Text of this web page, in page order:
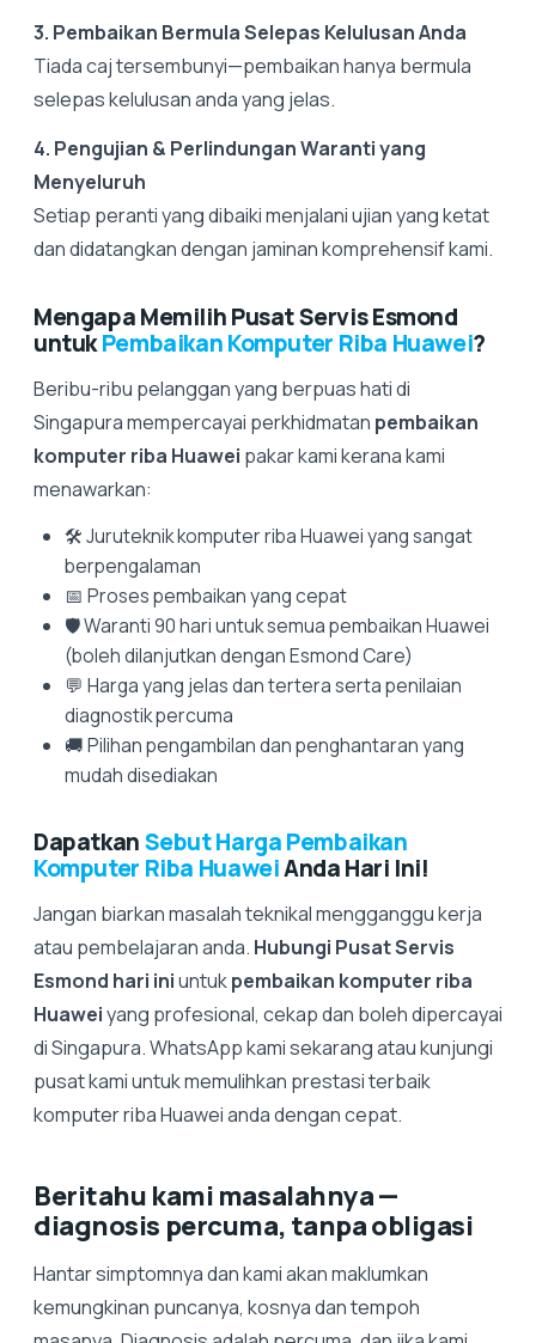
3. Pembaikan Bermula Selepas Kelulusan Anda
Tiada caj tersembunyi—pembaikan hanya bermula
selepas kelulusan anda yang jelas.
4. Pengujian & Perlindungan Waranti yang
Menyeluruh
Setiap peranti yang dibaiki menjalani ujian yang ketat
dan didatangkan dengan jaminan komprehensif kami.
Mengapa Memilih Pusat Servis Esmond
untukPembaikan Komputer Riba Huawei?
Beribu-ribu pelanggan yang berpuas hati di
Singapura mempercayai perkhidmatan pembaikan
komputer riba Huawei pakar kami kerana kami
menawarkan:
🛠️ Juruteknik komputer riba Huawei yang sangat
berpengalaman
📅 Proses pembaikan yang cepat
🛡️ Waranti 90 hari untuk semua pembaikan Huawei
(boleh dilanjutkan dengan Esmond Care)
💬 Harga yang jelas dan tertera serta penilaian
diagnostik percuma
🚚 Pilihan pengambilan dan penghantaran yang
mudah disediakan
DapatkanSebut Harga Pembaikan
Komputer Riba HuaweiAnda Hari Ini!
Jangan biarkan masalah teknikal mengganggu kerja
atau pembelajaran anda. Hubungi Pusat Servis
Esmond hari iniuntukpembaikan komputer riba
Huaweiyang profesional, cekap dan boleh dipercayai
di Singapura. WhatsApp kami sekarang atau kunjungi
pusat kami untuk memulihkan prestasi terbaik
komputer riba Huawei anda dengan cepat.
Beritahu kami masalahnya —
diagnosis percuma, tanpa obligasi
Hantar simptomnya dan kami akan maklumkan
kemungkinan puncanya, kosnya dan tempoh